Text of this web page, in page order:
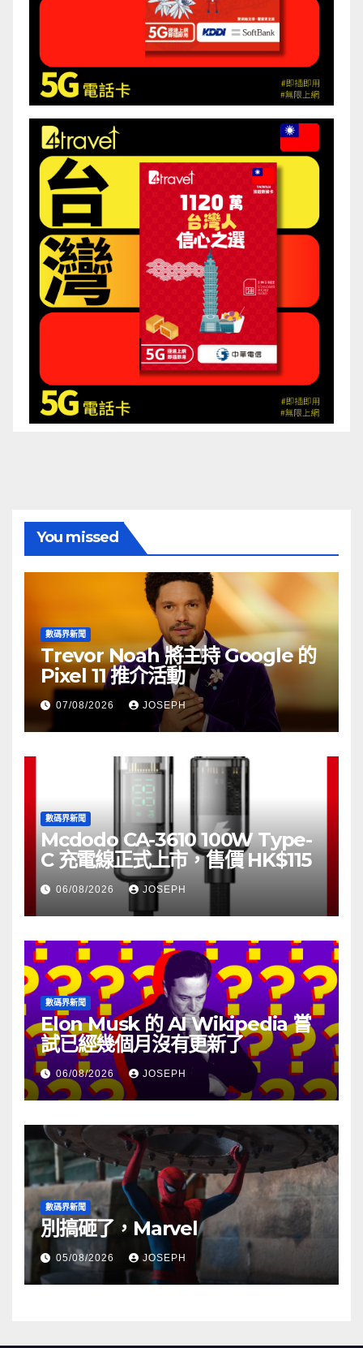
You missed
數碼界新聞
Trevor Noah 將主持 Google 的
Pixel 11 推介活動
07/08/2026 JOSEPH
數碼界新聞
Mcdodo CA-3610 100W Type-
C 充電線正式上市，售價 HK$115
06/08/2026 JOSEPH
數碼界新聞
Elon Musk 的 AI Wikipedia 嘗
試已經幾個月沒有更新了
06/08/2026 JOSEPH
數碼界新聞
別搞砸了，Marvel
05/08/2026 JOSEPH